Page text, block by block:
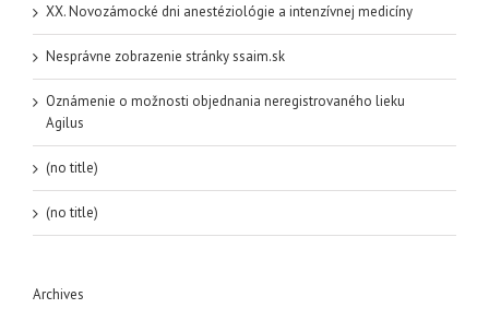
XX. Novozámocké dni anestéziológie a intenzívnej medicíny
Nesprávne zobrazenie stránky ssaim.sk
Oznámenie o možnosti objednania neregistrovaného lieku
Agilus
(no title)
(no title)
Archives